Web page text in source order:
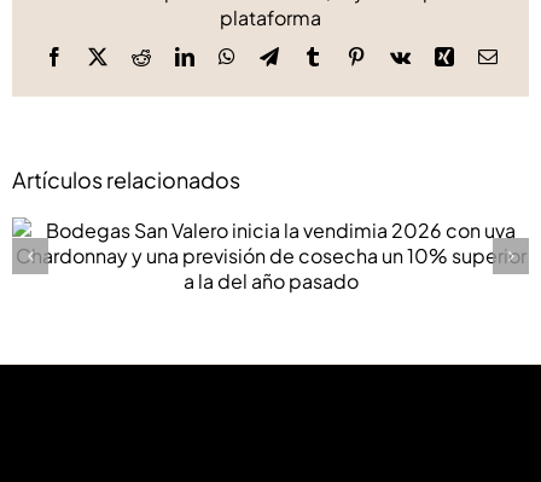
plataforma
Facebook
X RedditLinkedInWhatsApp
TelegramTumblrPinterest
Vk Xing
Artículos relacionados
Bodegas San Valero inicia la vendimia 2026 con
uva Chardonnay y una previsión de cosecha un
10% superior a la del año pasado